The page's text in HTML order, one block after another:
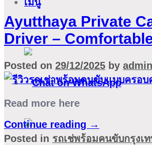
Ayutthaya Private
Driver –
Posted on 29/12/2025 by admin
Read more here
Continue reading →
Posted in รถเช่พร้อมคนขับกรุงเ